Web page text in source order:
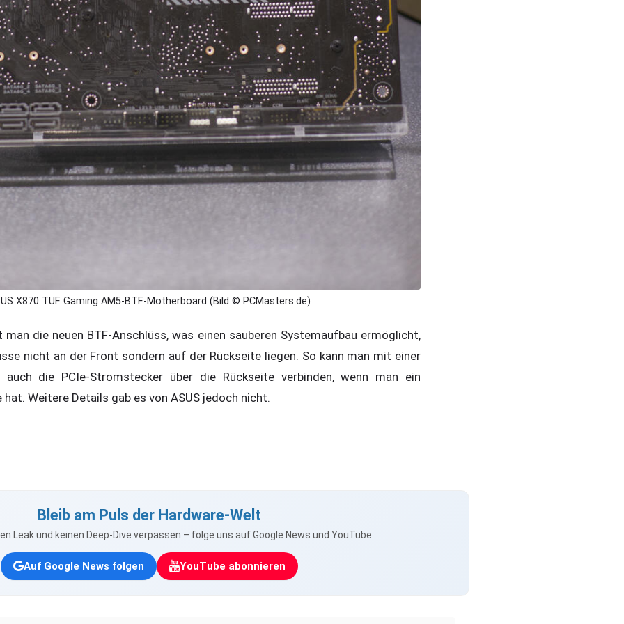
X870 TUF Gaming AM5-BTF-Motherboard (Bild © PCMasters.de)
die neuen BTF-Anschlüss, was einen sauberen Systemaufbau ermöglicht,
nicht an der Front sondern auf der Rückseite liegen. So kann man mit einer
auch die PCIe-Stromstecker über die Rückseite verbinden, wenn man ein
hat. Weitere Details gab es von ASUS jedoch nicht.
Bleib am Puls der Hardware-Welt
Leak und keinen Deep-Dive verpassen – folge uns auf Google News und YouTube.
Auf Google News folgen YouTube abonnieren